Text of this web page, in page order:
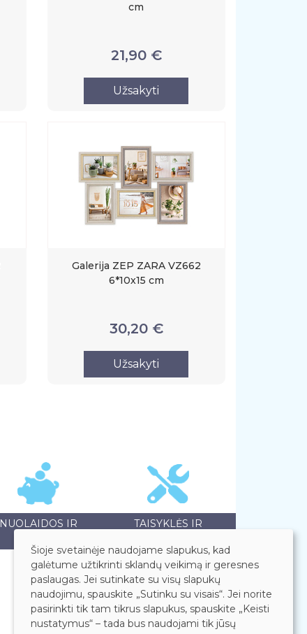
cm
21,90 €
Užsakyti
Galerija ZEP ZARA VZ662
6*10x15 cm
30,20 €
Užsakyti
NUOLAIDOS IR
TAISYKLĖS IR
Šioje svetainėje naudojame slapukus, kad
galėtume užtikrinti sklandų veikimą ir geresnes
paslaugas. Jei sutinkate su visų slapukų
naudojimu, spauskite „Sutinku su visais“. Jei norite
pasirinkti tik tam tikrus slapukus, spauskite „Keisti
nustatymus“ – tada bus naudojami tik jūsų